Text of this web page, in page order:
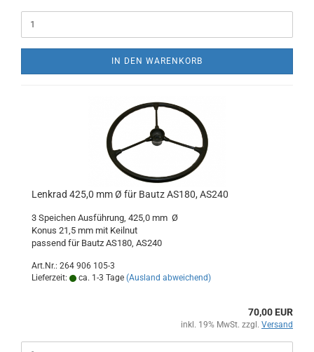
IN DEN WARENKORB
Lenkrad 425,0 mm Ø für Bautz AS180, AS240
3 Speichen Ausführung, 425,0 mm Ø
Konus 21,5 mm mit Keilnut
passend für Bautz AS180, AS240
Art.Nr.: 264 906 105-3
Lieferzeit:
ca. 1-3 Tage (Ausland abweichend)
70,00 EUR
inkl. 19% MwSt. zzgl. Versand